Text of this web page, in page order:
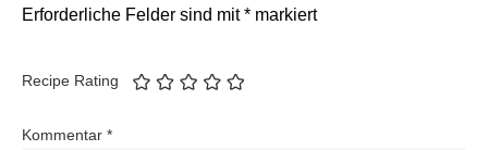
Erforderliche Felder sind mit* markiert
Recipe Rating
Kommentar *